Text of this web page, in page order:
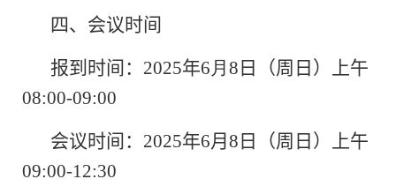
四、会议时间
报到时间： 2025年6月 8 日（周日）上午
08:00-09:00
会议时间： 2025年6月 8 日（周日）上午
09:00-12:30